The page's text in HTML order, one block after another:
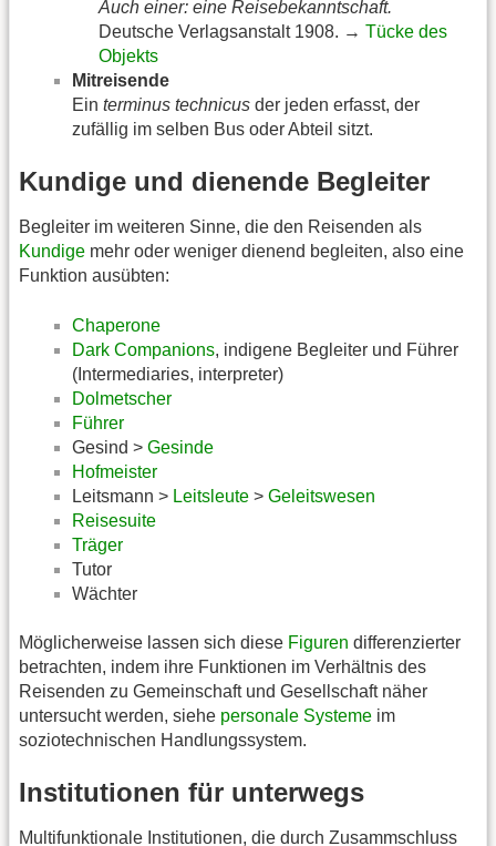
Auch einer: eine Reisebekanntschaft.
Deutsche Verlagsanstalt 1908. → Tücke des
Objekts
Mitreisende
Ein terminus technicus der jeden erfasst, der
zufällig im selben Bus oder Abteil sitzt.
Kundige und dienende Begleiter
Begleiter im weiteren Sinne, die den Reisenden als
Kundige mehr oder weniger dienend begleiten, also eine
Funktion ausübten:
Chaperone
Dark Companions, indigene Begleiter und Führer
(Intermediaries, interpreter)
Dolmetscher
Führer
Gesind > Gesinde
Hofmeister
Leitsmann > Leitsleute > Geleitswesen
Reisesuite
Träger
Tutor
Wächter
Möglicherweise lassen sich diese Figuren differenzierter
betrachten, indem ihre Funktionen im Verhältnis des
Reisenden zu Gemeinschaft und Gesellschaft näher
untersucht werden, siehe personale Systeme im
soziotechnischen Handlungssystem.
Institutionen für unterwegs
Multifunktionale Institutionen, die durch Zusammschluss